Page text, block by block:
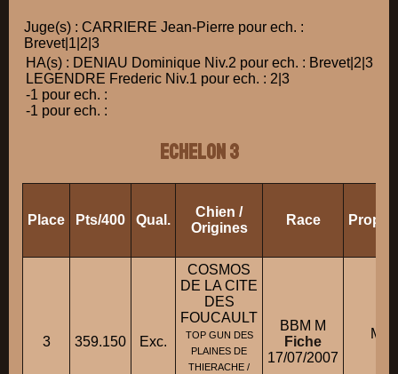
Juge(s) : CARRIERE Jean-Pierre pour ech. :
Brevet|1|2|3
HA(s) : DENIAU Dominique Niv.2 pour ech. : Brevet|2|3
LEGENDRE Frederic Niv.1 pour ech. : 2|3
-1 pour ech. :
-1 pour ech. :
ECHELON 3
Place Pts/400 Qual.
Chien /
Origines
Race
3 359.150 Exc.
COSMOS
DE LA CITE
DES
FOUCAULT
TOP GUN DES
PLAINES DE
THIERACHE /
BBM M
Fiche
17/07/2007
M.